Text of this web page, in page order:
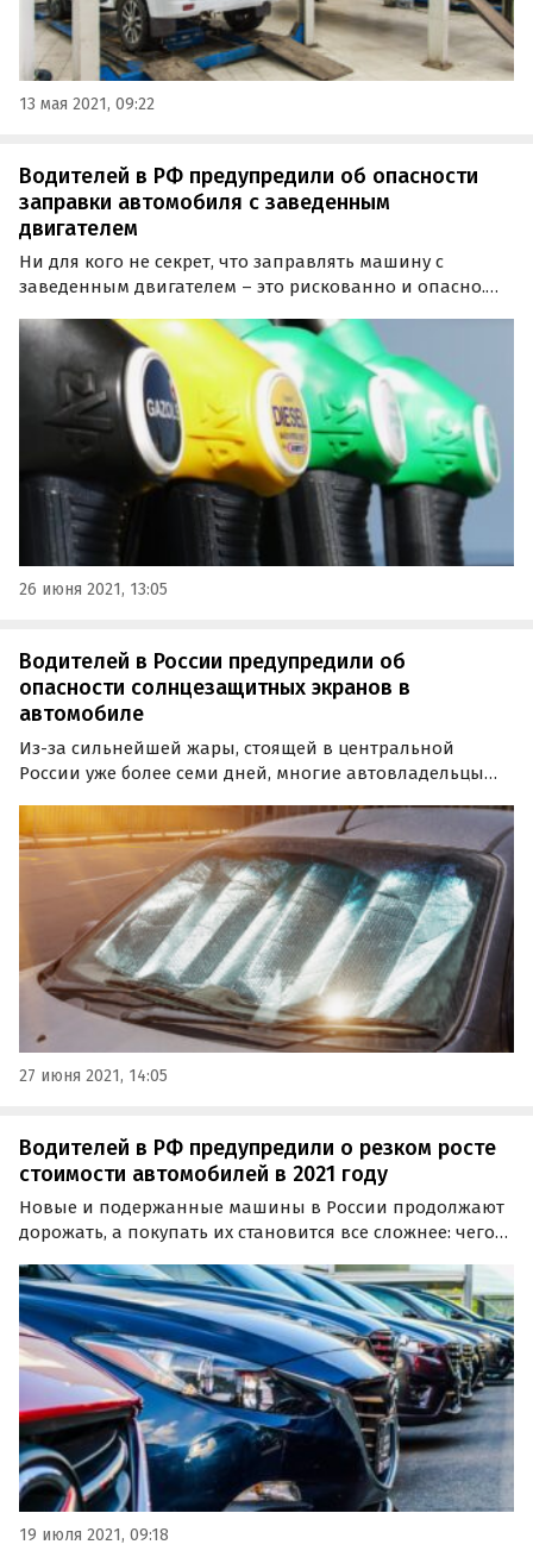
13 мая 2021, 09:22
Водителей в РФ предупредили об опасности
заправки автомобиля с заведенным
двигателем
Ни для кого не секрет, что заправлять машину с
заведенным двигателем – это рискованно и опасно.
всего, и какими последствиями чревата такая
заправка, рассказала «Российская газета».
26 июня 2021, 13:05
Водителей в России предупредили об
опасности солнцезащитных экранов в
автомобиле
Из-за сильнейшей жары, стоящей в центральной
России уже более семи дней, многие автовладельцы
солнцезащитными экранами.
27 июня 2021, 14:05
Водителей в РФ предупредили о резком росте
стоимости автомобилей в 2021 году
Новые и подержанные машины в России продолжают
дорожать, а покупать их становится все сложнее: чего
достиг рекордных 1,08 миллиона рублей.
19 июля 2021, 09:18